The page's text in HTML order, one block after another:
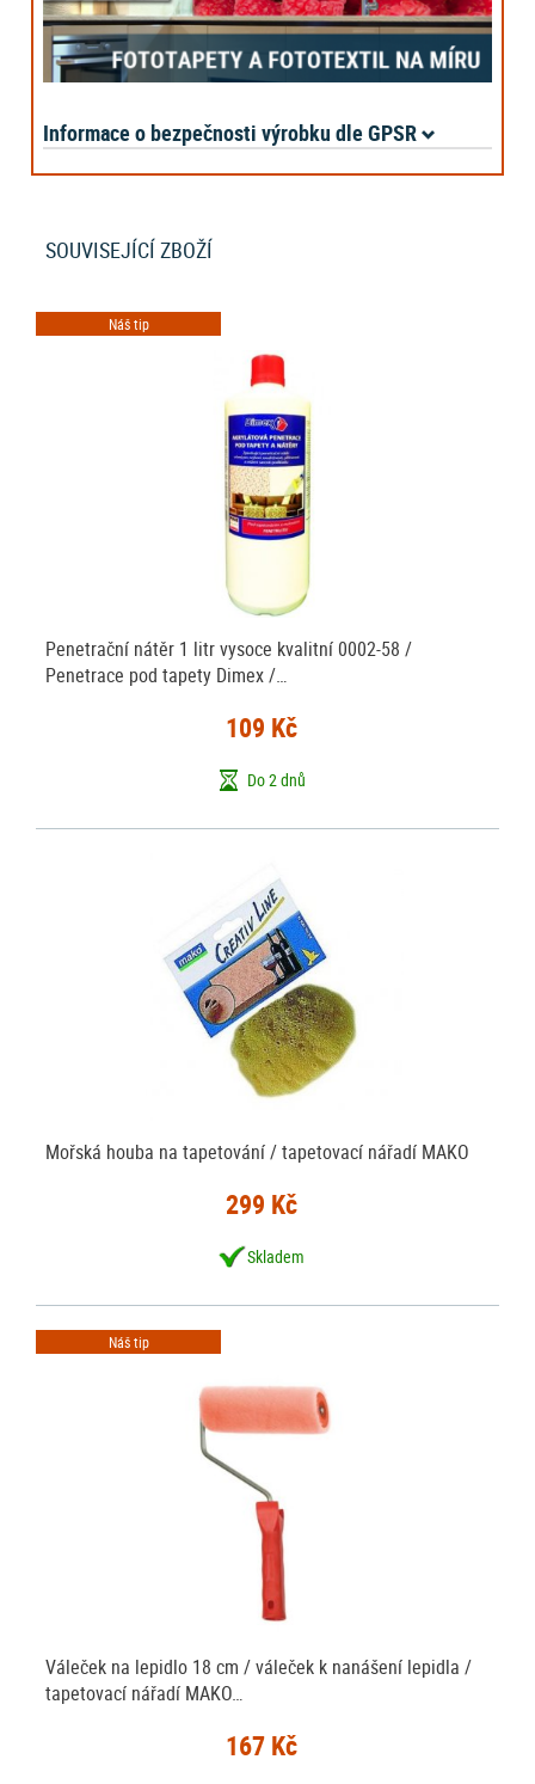
Informace o bezpečnosti výrobku dle GPSR
SOUVISEJÍCÍ ZBOŽÍ
Náš tip
Penetrační nátěr 1 litr vysoce kvalitní 0002-58 /
Penetrace pod tapety Dimex /…
109 Kč
Do 2 dnů
Mořská houba na tapetování / tapetovací nářadí MAKO
299 Kč
Skladem
Náš tip
Váleček na lepidlo 18 cm / váleček k nanášení lepidla /
tapetovací nářadí MAKO…
167 Kč